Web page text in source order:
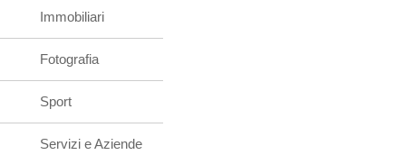
Immobiliari
Fotografia
Sport
Servizi e Aziende